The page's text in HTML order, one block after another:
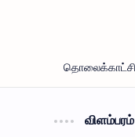
விளம்பரம்